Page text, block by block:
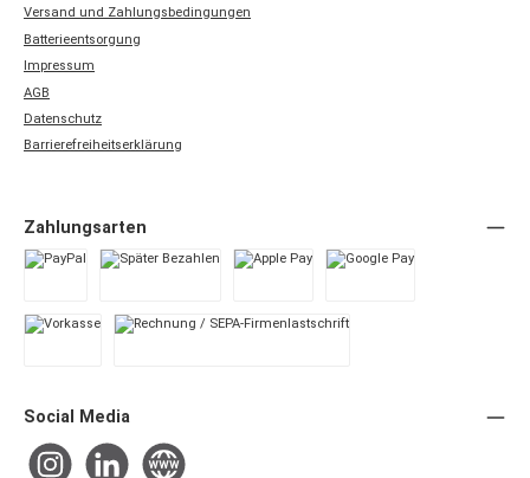
Versand und Zahlungsbedingungen
Batterieentsorgung
Impressum
AGB
Datenschutz
Barrierefreiheitserklärung
Zahlungsarten
Social Media
InstagramLinkedIn Website